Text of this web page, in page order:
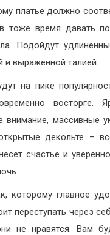
платье должно
тоже время давать
Подойдут
выраженной талией.
на пике
восторге.
внимание, массивные
декольте –
счастье и
которому главное
переступать через
не нравятся. Вам